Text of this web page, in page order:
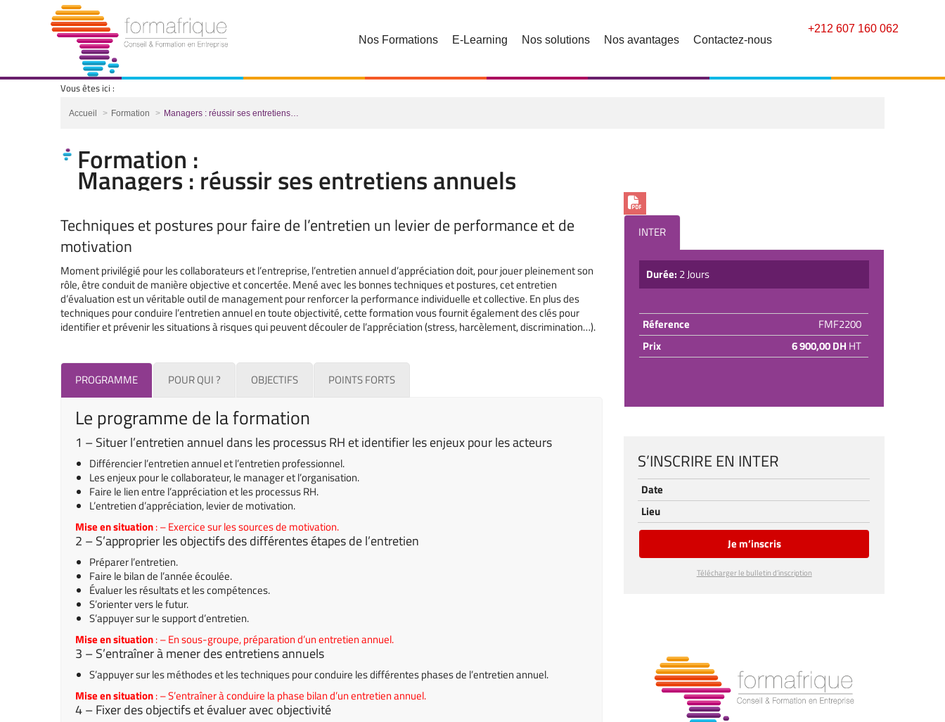
+212 607 160 062
Nos Formations
E-Learning Nos solutions Nos avantages Contactez-nous
Vous êtes ici :
Vous êtes ici :
Accueil Formation Managers : réussir ses entretiens…
Formation :
Managers : réussir ses entretiens annuels
Techniques et postures pour faire de l’entretien un levier de performance et de
motivation
Moment privilégié pour les collaborateurs et l’entreprise, l’entretien annuel d’appréciation doit, pour jouer pleinement son
rôle, être conduit de manière objective et concertée. Mené avec les bonnes techniques et postures, cet entretien
d’évaluation est un véritable outil de management pour renforcer la performance individuelle et collective. En plus des
techniques pour conduire l’entretien annuel en toute objectivité, cette formation vous fournit également des clés pour
identifier et prévenir les situations à risques qui peuvent découler de l’appréciation (stress, harcèlement, discrimination…).
PROGRAMME POUR QUI ? OBJECTIFS POINTS FORTS
Le programme de la formation
1 – Situer l’entretien annuel dans les processus RH et identifier les enjeux pour les acteurs
Différencier l’entretien annuel et l’entretien professionnel.
Les enjeux pourlecollaborateur,le manager etl’organisation.
Faire le lien entre l’appréciation et les processus RH.
L’entretien d’appréciation, levier de motivation.
Mise en situation: – Exercice sur les sources de motivation.
2 – S’approprier les objectifs des différentes étapesde l’entretien
Préparer l’entretien.
Faire le bilan de l’année écoulée.
Évaluer les résultats et les compétences.
S’orienter vers le futur.
S’appuyer sur le support d’entretien.
Mise en situation: – En sous-groupe, préparation d’un entretien annuel.
3 – S’entraîner à mener des entretiens annuels
S’appuyer sur les méthodes et les techniques pour conduire les différentes phases de l’entretien annuel.
Mise en situation: – S’entraîner à conduire la phase bilan d’un entretienannuel.
4 – Fixer des objectifs et évaluer avec objectivité
INTER
Durée: 2 Jours
Réference
FMF2200
Prix
6 900,00 DH HT
S’INSCRIRE EN INTER
Date
Lieu
Je m’inscris
Télécharger le bulletin d’inscription